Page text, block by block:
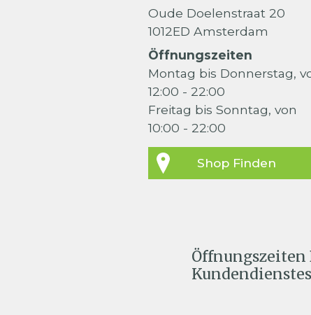
Oude Doelenstraat 20
1012ED Amsterdam
Öffnungszeiten
Montag bis Donnerstag,
12:00 - 22:00
Freitag bis Sonntag, von
10:00 - 22:00
Shop Finden
Öffnungszeiten
Kundendienstes